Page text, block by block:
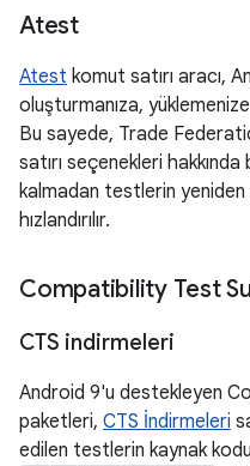
Atest
Atest komut satırı aracı,
oluşturmanıza,
Bu sayede, Trade
satırı seçenekleri
kalmadan testlerin yeniden
hızlandırılır.
Compatibility Test
CTS indirmeleri
Android 9'u destekleyen
paketleri, CTS İndirmeleri
edilen testlerin kaynak